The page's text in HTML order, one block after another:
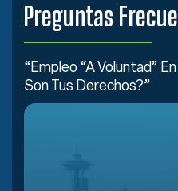
Preguntas
“Empleo “a Voluntad”
Son Tus Derechos?”